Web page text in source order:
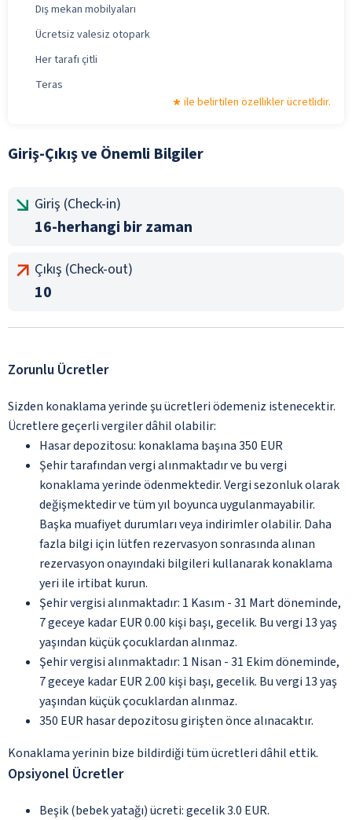
Dış mekan mobilyaları
Ücretsiz valesiz otopark
Her tarafı çitli
Teras
ile belirtilen özellikler ücretlidir.
Giriş-Çıkış ve Önemli Bilgiler
Giriş (Check-in)
16-herhangi bir zaman
Çıkış (Check-out)
10
Zorunlu Ücretler
Sizden konaklama yerinde şu ücretleri ödemeniz istenecektir.
Ücretlere geçerli vergiler dâhil olabilir:
Hasar depozitosu: konaklama başına 350 EUR
Şehir tarafından vergi alınmaktadır ve bu vergi
konaklama yerinde ödenmektedir. Vergi sezonluk olarak
değişmektedir ve tüm yıl boyunca uygulanmayabilir.
Başka muafiyet durumları veya indirimler olabilir. Daha
fazla bilgi için lütfen rezervasyon sonrasında alınan
rezervasyon onayındaki bilgileri kullanarak konaklama
yeri ile irtibat kurun.
Şehir vergisi alınmaktadır: 1 Kasım - 31 Mart döneminde,
7 geceye kadar EUR 0.00 kişi başı, gecelik. Bu vergi 13 yaş
yaşından küçük çocuklardan alınmaz.
Şehir vergisi alınmaktadır: 1 Nisan - 31 Ekim döneminde,
7 geceye kadar EUR 2.00 kişi başı, gecelik. Bu vergi 13 yaş
yaşından küçük çocuklardan alınmaz.
350 EUR hasar depozitosu girişten önce alınacaktır.
Konaklama yerinin bize bildirdiği tüm ücretleri dâhil ettik.
Opsiyonel Ücretler
Beşik (bebek yatağı) ücreti: gecelik 3.0 EUR.